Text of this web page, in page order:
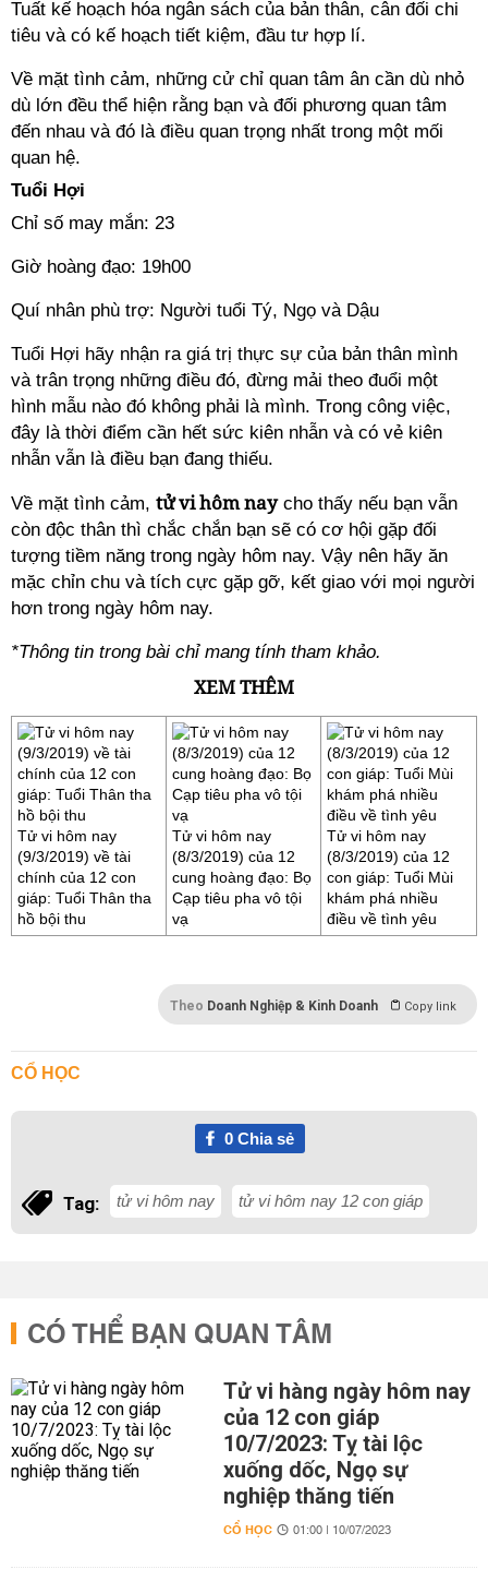
Tuất kế hoạch hóa ngân sách của bản thân, cân đối chi
tiêu và có kế hoạch tiết kiệm, đầu tư hợp lí.
Về mặt tình cảm, những cử chỉ quan tâm ân cần dù nhỏ
dù lớn đều thể hiện rằng bạn và đối phương quan tâm
đến nhau và đó là điều quan trọng nhất trong một mối
quan hệ.
Tuổi Hợi
Chỉ số may mắn: 23
Giờ hoàng đạo: 19h00
Quí nhân phù trợ: Người tuổi Tý, Ngọ và Dậu
Tuổi Hợi hãy nhận ra giá trị thực sự của bản thân mình
và trân trọng những điều đó, đừng mải theo đuổi một
hình mẫu nào đó không phải là mình. Trong công việc,
đây là thời điểm cần hết sức kiên nhẫn và có vẻ kiên
nhẫn vẫn là điều bạn đang thiếu.
Về mặt tình cảm, tử vi hôm naycho thấy nếu bạn vẫn
còn độc thân thì chắc chắn bạn sẽ có cơ hội gặp đối
tượng tiềm năng trong ngày hôm nay. Vậy nên hãy ăn
mặc chỉn chu và tích cực gặp gỡ, kết giao với mọi người
hơn trong ngày hôm nay.
*Thông tin trong bài chỉ mang tính tham khảo.
XEM THÊM
Tử vi hôm nay
(9/3/2019) về tài
chính của 12 con
giáp: Tuổi Thân tha
hồ bội thu
Tử vi hôm nay
(8/3/2019) của 12
cung hoàng đạo: Bọ
Cạp tiêu pha vô tội
vạ
Tử vi hôm nay
(8/3/2019) của 12
con giáp: Tuổi Mùi
khám phá nhiều
điều về tình yêu
Theo Doanh Nghiệp & Kinh Doanh Copy link
CỔ HỌC
0Chia sẻ
Tag: tử vi hôm nay tử vi hôm nay 12 con giáp
CÓ THỂ BẠN QUAN TÂM
Tử vi hàng ngày hôm nay
của 12 con giáp
10/7/2023: Tỵ tài lộc
xuống dốc, Ngọ sự
nghiệp thăng tiến
CỔ HỌC 01:00 | 10/07/2023